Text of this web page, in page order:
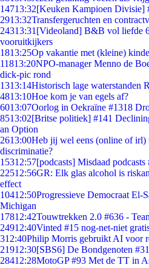
14713:32[Keuken Kampioen Divisie]
2913:32Transfergeruchten en
24313:31 [Videoland] B&B vol liefde
vooruitkijkers
1813:25Op vakantie met (kleine)
11813:20NPO-manager Menno de
dick-pic rond
1313:14Historisch lage waterstanden
4813:10Hoe kom je van egels af?
6013:07Oorlog in Oekraïne #1318
8513:02[Britse politiek] #141
an Option
2613:00Heb jij wel eens (online of irl)
discriminatie?
15312:57[podcasts] Misdaad
22512:56GR: Elk glas alcohol is
effect
10412:50Progressieve Democraat
Michigan
17812:42Touwtrekken 2.0 #636 -
24912:40Vinted #15 nog-net-niet
312:40Philip Morris gebruikt AI voor
21912:30[SBS6] De Bondgenoten
28412:28MotoGP #93 Met de TT in